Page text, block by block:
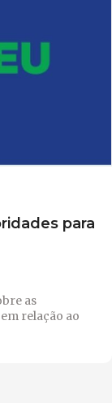
para
as
relação ao